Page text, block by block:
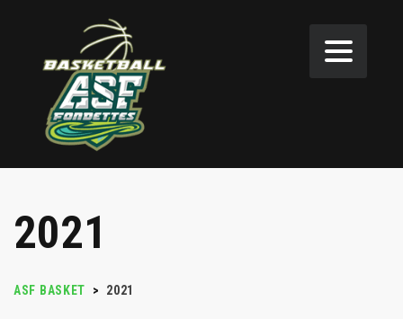
2021
ASF BASKET > 2021